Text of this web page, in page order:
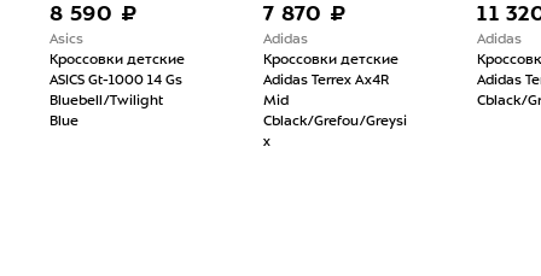
8 590 ₽
Asics
Кроссовки детские
ASICS Gt-1000 14 Gs
Bluebell/Twilight
Blue
7 870 ₽
Adidas
Кроссовки детские
Adidas Terrex Ax4R
Mid
Cblack/Grefou/Greysi
x
11
Adidas
Adidas
Cblack/